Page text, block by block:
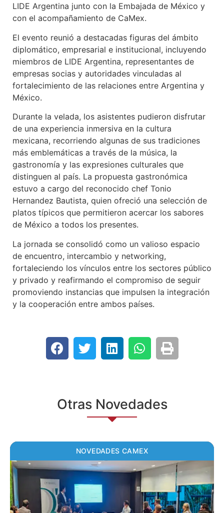
LIDE Argentina junto con la Embajada de México y
con el acompañamiento de CaMex.
El evento reunió a destacadas figuras del ámbito
diplomático, empresarial e institucional, incluyendo
miembros de LIDE Argentina, representantes de
empresas socias y autoridades vinculadas al
fortalecimiento de las relaciones entre Argentina y
México.
Durante la velada, los asistentes pudieron disfrutar
de una experiencia inmersiva en la cultura
mexicana, recorriendo algunas de sus tradiciones
más emblemáticas a través de la música, la
gastronomía y las expresiones culturales que
distinguen al país. La propuesta gastronómica
estuvo a cargo del reconocido chef Tonio
Hernandez Bautista, quien ofreció una selección de
platos típicos que permitieron acercar los sabores
de México a todos los presentes.
La jornada se consolidó como un valioso espacio
de encuentro, intercambio y networking,
fortaleciendo los vínculos entre los sectores público
y privado y reafirmando el compromiso de seguir
promoviendo instancias que impulsen la integración
y la cooperación entre ambos países.
Otras Novedades
NOVEDADES CAMEX